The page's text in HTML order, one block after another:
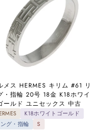
メス HERMES キリム #61 リ
・指輪 20号 18金 K18ホワイ
ールド ユニセックス 中古
K18ホワイトゴールド
ング・指輪
S